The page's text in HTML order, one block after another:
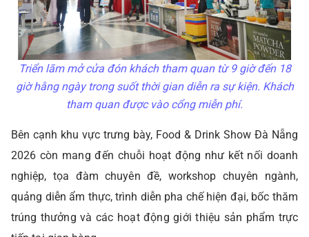
Triển lãm mở cửa đón khách tham quan từ 9 giờ đến 18
giờ hằng ngày trong suốt thời gian diễn ra sự kiện. Khách
tham quan được vào cổng miễn phí.
Bên cạnh khu vực trưng bày, Food & Drink Show Đà Nẵng
2026 còn mang đến chuỗi hoạt động như kết nối doanh
nghiệp, tọa đàm chuyên đề, workshop chuyên ngành,
quảng diễn ẩm thực, trình diễn pha chế hiện đại, bốc thăm
trúng thưởng và các hoạt động giới thiệu sản phẩm trực